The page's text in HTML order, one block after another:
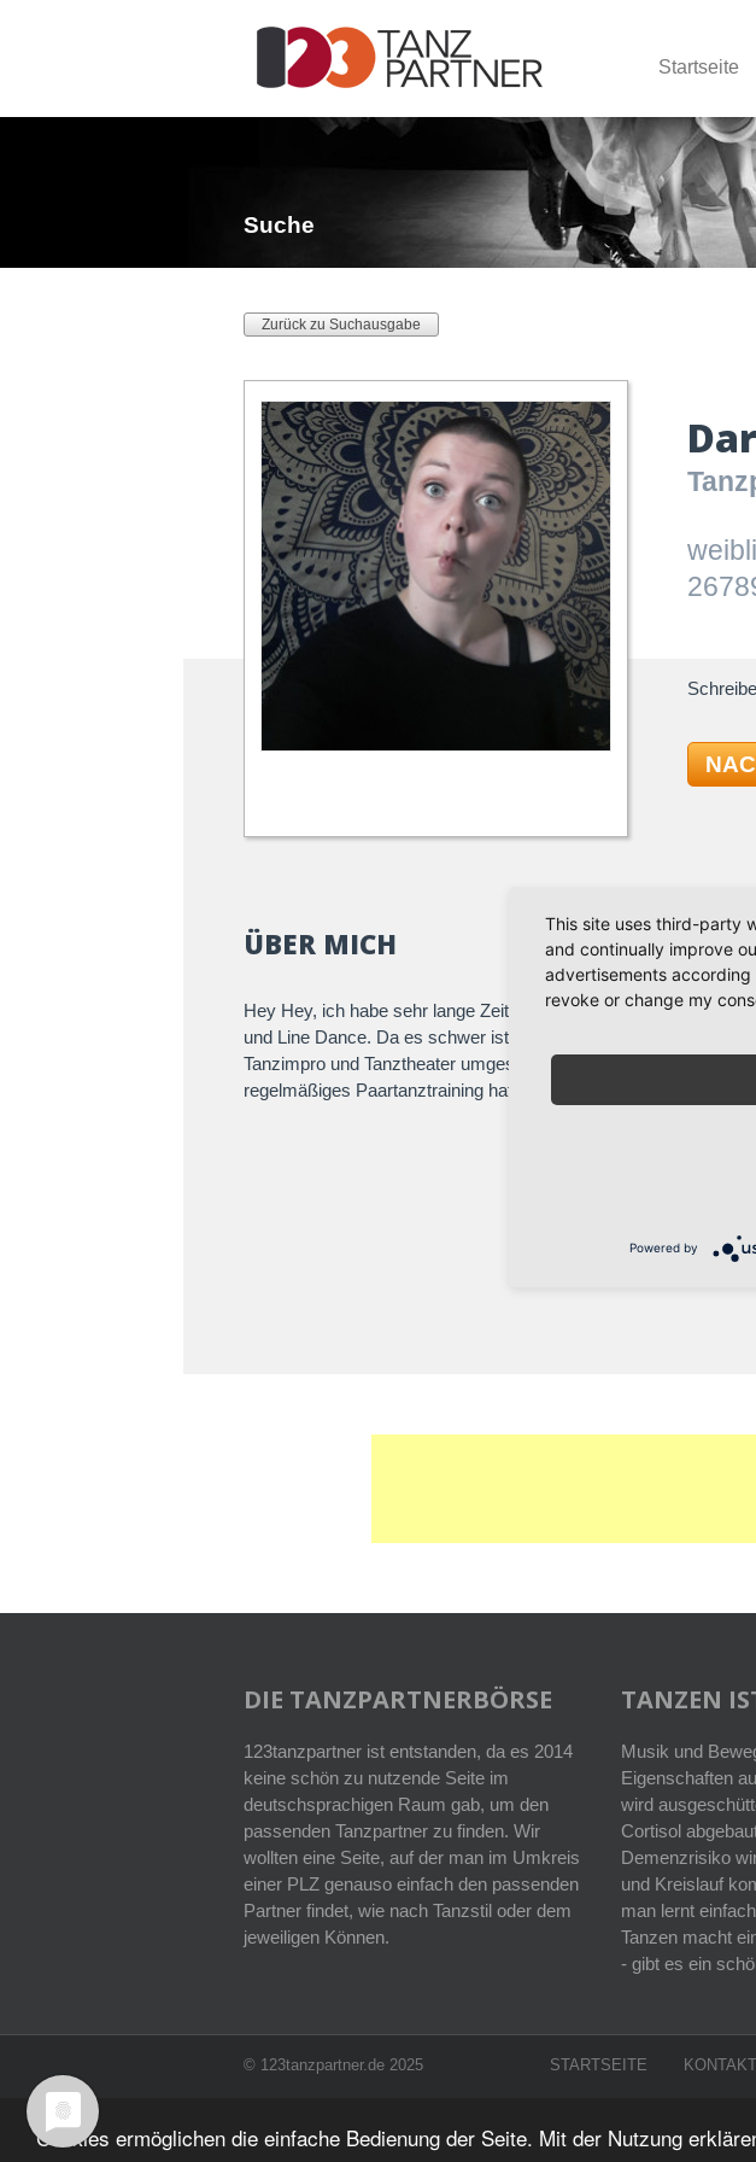
Cookies ermöglichen die einfache Bedienung der Seite. Mit der Nutzung
Startseite
Suche
Zurück zu Suchausgabe
ÜBER MICH
Hey Hey, ich habe sehr lange Zeit Standard/Latein Tänze
und Line Dance. Da es schwer ist einen Tanzpartner zu finden
Tanzimpro und Tanztheater umgestiegen. Vielleicht finde ich hier
regelmäßiges Paartanztraining hat.
DIE TANZPARTNERBÖRSE
123tanzpartner ist entstanden, da es 2014
keine schön zu nutzende Seite im
deutschsprachigen Raum gab, um den
passenden Tanzpartner zu finden. Wir
wollten eine Seite, auf der man im Umkreis
einer PLZ genauso einfach den passenden
Partner findet, wie nach Tanzstil oder dem
jeweiligen Können.
TANZEN
Musik und
Eigenschaften
wird
Cortisol
Demenzrisiko
und Kreislauf
man lernt
Tanzen macht
- gibt es ein
© 123tanzpartner.de 2025 STARTSEITE
This site uses third-party
and continually improve
advertisements
revoke or change my
Powered by